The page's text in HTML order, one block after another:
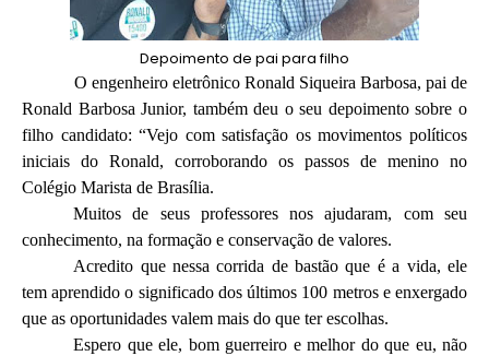
Depoimento de pai para filho
O engenheiro eletrônico Ronald Siqueira Barbosa, pai de
Ronald Barbosa Junior, também deu o seu depoimento sobre o
filho candidato: “Vejo com satisfação os movimentos políticos
iniciais do Ronald, corroborando os passos de menino no
Colégio Marista de Brasília.
Muitos de seus professores nos ajudaram, com seu
conhecimento, na formação e conservação de valores.
Acredito que nessa corrida de bastão que é a vida, ele
tem aprendido o significado dos últimos 100 metros e enxergado
que as oportunidades valem mais do que ter escolhas.
Espero que ele, bom guerreiro e melhor do que eu, não